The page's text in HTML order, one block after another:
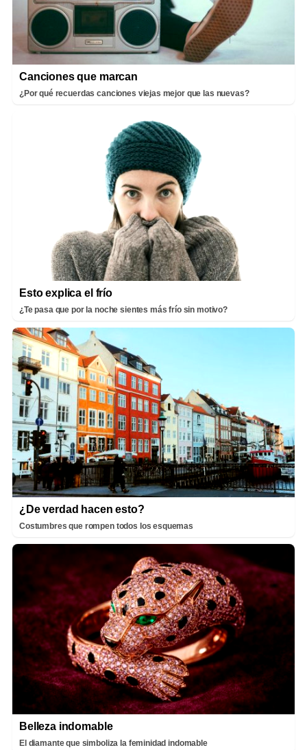
Canciones que marcan
¿Por qué recuerdas canciones viejas mejor que las nuevas?
Esto explica el frío
¿Te pasa que por la noche sientes más frío sin motivo?
¿De verdad hacen esto?
Costumbres que rompen todos los esquemas
Belleza indomable
El diamante que simboliza la feminidad indomable